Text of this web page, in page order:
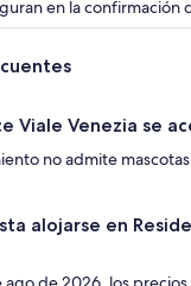
en la confirmación
Viale Venezia se
no admite
alojarse en